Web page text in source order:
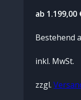
ab 1.199,00
Bestehend
inkl. MwSt.
zzgl.